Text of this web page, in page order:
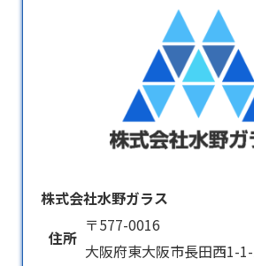
株式会社水野ガラス
住所
〒577-0016
大阪府東大阪市長田西1-